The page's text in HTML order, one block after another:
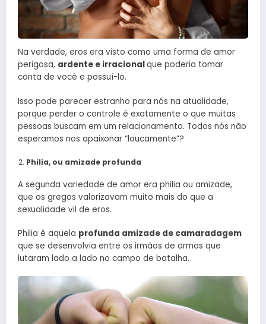
Na verdade, eros era visto como uma forma de amor
perigosa, ardente e irracionalque poderia tomar
conta de você e possuí-lo.
Isso pode parecer estranho para nós na atualidade,
porque perder o controle é exatamente o que muitas
pessoas buscam em um relacionamento. Todos nós não
esperamos nos apaixonar “loucamente”?
Philia, ou amizade profunda
A segunda variedade de amor era philia ou amizade,
que os gregos valorizavam muito mais do que a
sexualidade vil de eros.
Philia é aquela profunda amizade de camaradagem
que se desenvolvia entre os irmãos de armas que
lutaram lado a lado no campo de batalha.